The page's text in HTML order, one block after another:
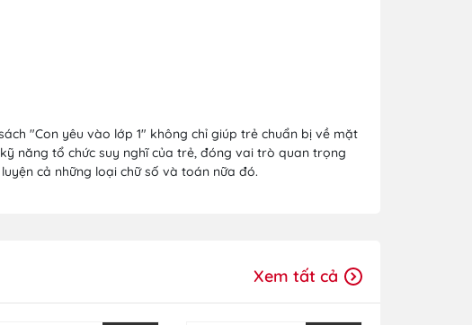
"Con yêu vào lớp 1" không chỉ giúp trẻ chuẩn bị về mặt
năng tổ chức suy nghĩ của trẻ, đóng vai trò quan trọng
cả những loại chữ số và toán nữa đó.
Xem tất cả